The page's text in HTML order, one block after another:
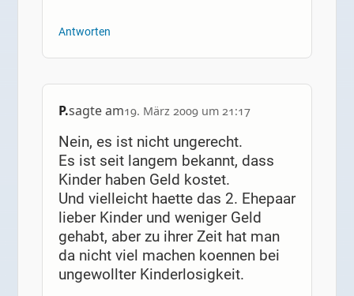
Antworten
P.sagte am19. März 2009 um 21:17
Nein, es ist nicht ungerecht.
Es ist seit langem bekannt, dass
Kinder haben Geld kostet.
Und vielleicht haette das 2. Ehepaar
lieber Kinder und weniger Geld
gehabt, aber zu ihrer Zeit hat man
da nicht viel machen koennen bei
ungewollter Kinderlosigkeit.